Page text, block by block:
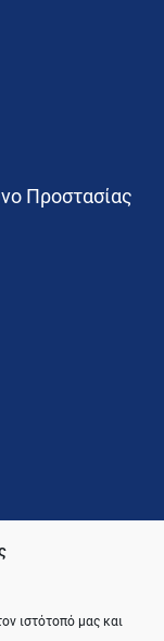
ιστότοπό μας και
Προστασίας